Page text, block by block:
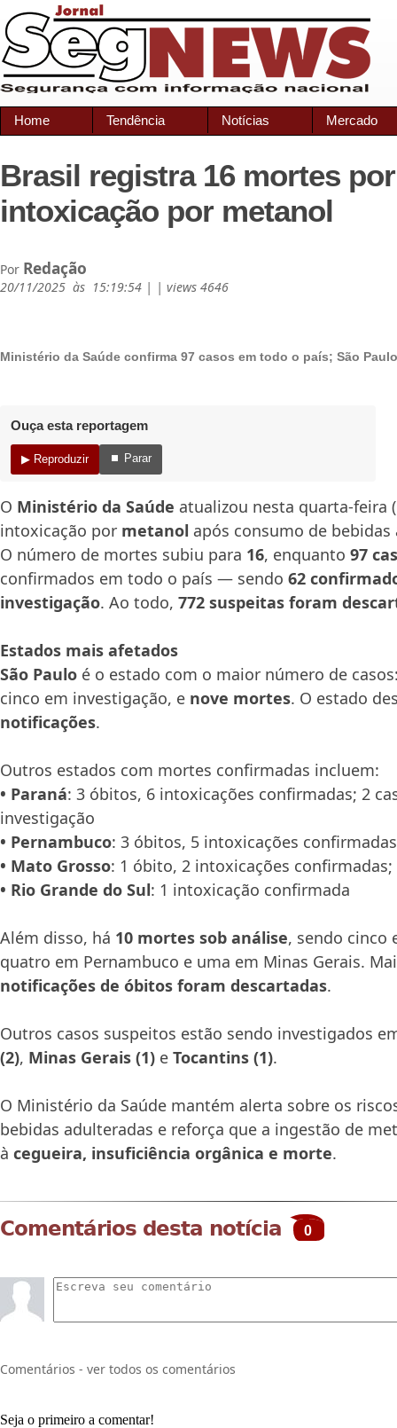
Home Tendência Notícias Mercado
Brasil registra 16 mortes por
intoxicação por metanol
Por Redação
20/11/2025 às 15:19:54 | | views 4646
Ministério da Saúde confirma 97 casos em todo o país; São
Ouça esta reportagem
▶ Reproduzir ⏹ Parar
O Ministério da Saúde atualizou nesta quarta-feira
intoxicação por metanol após consumo de
O número de mortes subiu para 16, enquanto 97
confirmados em todo o país — sendo 62
investigação. Ao todo, 772 suspeitas foram
Estados mais afetados
São Paulo é o estado com o maior número de
cinco em investigação, e nove mortes. O estado
notificações.
Outros estados com mortes confirmadas incluem:
• Paraná: 3 óbitos, 6 intoxicações confirmadas; 2
investigação
• Pernambuco: 3 óbitos, 5 intoxicações
• Mato Grosso: 1 óbito, 2 intoxicações
• Rio Grande do Sul: 1 intoxicação confirmada
Além disso, há 10 mortes sob análise, sendo cinco
quatro em Pernambuco e uma em Minas Gerais.
notificações de óbitos foram descartadas.
Outros casos suspeitos estão sendo investigados
(2), Minas Gerais (1) e Tocantins (1).
O Ministério da Saúde mantém alerta sobre os
bebidas adulteradas e reforça que a ingestão de
à cegueira, insuficiência orgânica e morte.
Comentários desta notícia 0
Comentários - ver todos os comentários
Seja o primeiro a comentar!